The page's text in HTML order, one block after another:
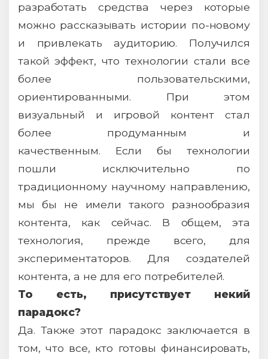
разработать средства через которые
можно рассказывать истории по-новому
и привлекать аудиторию. Получился
такой эффект, что технологии стали все
более пользовательскими,
ориентированными. При этом
визуальный и игровой контент стал
более продуманным и
качественным. Если бы технологии
пошли исключительно по
традиционному научному направлению,
мы бы не имели такого разнообразия
контента, как сейчас. В общем, эта
технология, прежде всего, для
экспериментаторов. Для создателей
контента, а не для его потребителей.
То есть, присутствует некий
парадокс?
Да. Также этот парадокс заключается в
том, что все, кто готовы финансировать,